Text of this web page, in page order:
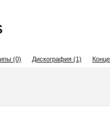
(0) Дискография (1)